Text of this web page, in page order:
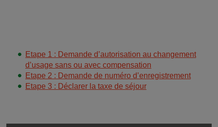
Etape 1 : Demande d’autorisation au changement
d’usage sans ou avec compensation
Etape 2 : Demande de numéro d’enregistrement
Etape 3 : Déclarer la taxe de séjour